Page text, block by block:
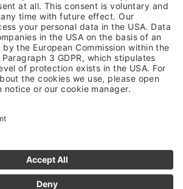
Lieferung
& Batterieentsorgung